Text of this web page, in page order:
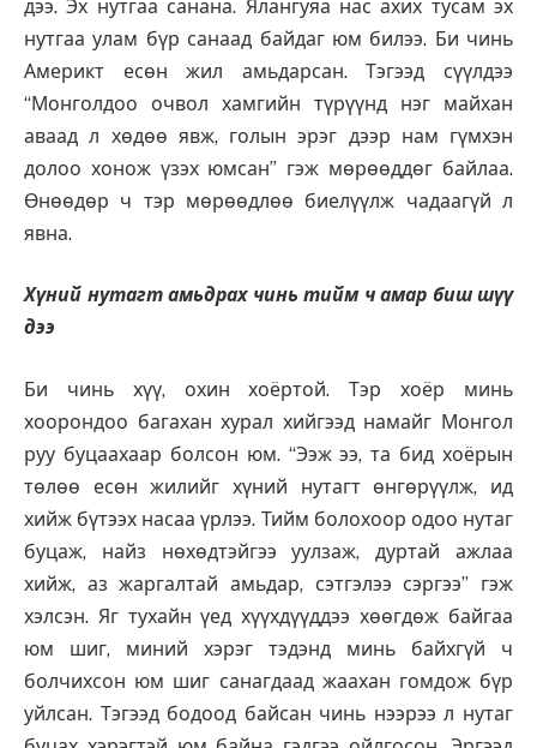
дээ. Эх нутгаа санана. Ялангуяа нас ахих тусам эх
нутгаа улам бүр санаад байдаг юм билээ. Би чинь
Америкт есөн жил амьдарсан. Тэгээд сүүлдээ
“Монголдоо очвол хамгийн түрүүнд нэг майхан
аваад л хөдөө явж, голын эрэг дээр нам гүмхэн
долоо хонож үзэх юмсан” гэж мөрөөддөг байлаа.
Өнөөдөр ч тэр мөрөөдлөө биелүүлж чадаагүй л
явна.
Хүний нутагт амьдрах чинь тийм ч амар биш шүү
дээ
Би чинь хүү, охин хоёртой. Тэр хоёр минь
хоорондоо багахан хурал хийгээд намайг Монгол
руу буцаахаар болсон юм. “Ээж ээ, та бид хоёрын
төлөө есөн жилийг хүний нутагт өнгөрүүлж, ид
хийж бүтээх насаа үрлээ. Тийм болохоор одоо нутаг
буцаж, найз нөхөдтэйгээ уулзаж, дуртай ажлаа
хийж, аз жаргалтай амьдар, сэтгэлээ сэргээ” гэж
хэлсэн. Яг тухайн үед хүүхдүүддээ хөөгдөж байгаа
юм шиг, миний хэрэг тэдэнд минь байхгүй ч
болчихсон юм шиг санагдаад жаахан гомдож бүр
уйлсан. Тэгээд бодоод байсан чинь нээрээ л нутаг